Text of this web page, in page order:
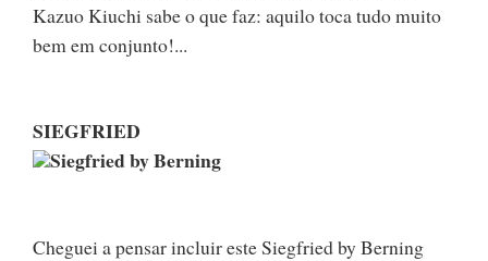
Kazuo Kiuchi sabe o que faz: aquilo toca tudo muito
bem em conjunto!...
SIEGFRIED
Siegfried by Berning
Cheguei a pensar incluir este Siegfried by Berning